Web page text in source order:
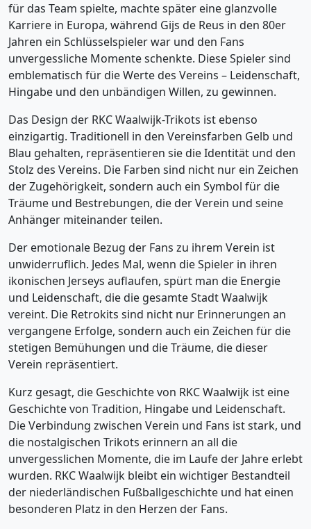
für das Team spielte, machte später eine glanzvolle
Karriere in Europa, während Gijs de Reus in den 80er
Jahren ein Schlüsselspieler war und den Fans
unvergessliche Momente schenkte. Diese Spieler sind
emblematisch für die Werte des Vereins – Leidenschaft,
Hingabe und den unbändigen Willen, zu gewinnen.
Das Design der RKC Waalwijk-Trikots ist ebenso
einzigartig. Traditionell in den Vereinsfarben Gelb und
Blau gehalten, repräsentieren sie die Identität und den
Stolz des Vereins. Die Farben sind nicht nur ein Zeichen
der Zugehörigkeit, sondern auch ein Symbol für die
Träume und Bestrebungen, die der Verein und seine
Anhänger miteinander teilen.
Der emotionale Bezug der Fans zu ihrem Verein ist
unwiderruflich. Jedes Mal, wenn die Spieler in ihren
ikonischen Jerseys auflaufen, spürt man die Energie
und Leidenschaft, die die gesamte Stadt Waalwijk
vereint. Die Retrokits sind nicht nur Erinnerungen an
vergangene Erfolge, sondern auch ein Zeichen für die
stetigen Bemühungen und die Träume, die dieser
Verein repräsentiert.
Kurz gesagt, die Geschichte von RKC Waalwijk ist eine
Geschichte von Tradition, Hingabe und Leidenschaft.
Die Verbindung zwischen Verein und Fans ist stark, und
die nostalgischen Trikots erinnern an all die
unvergesslichen Momente, die im Laufe der Jahre erlebt
wurden. RKC Waalwijk bleibt ein wichtiger Bestandteil
der niederländischen Fußballgeschichte und hat einen
besonderen Platz in den Herzen der Fans.